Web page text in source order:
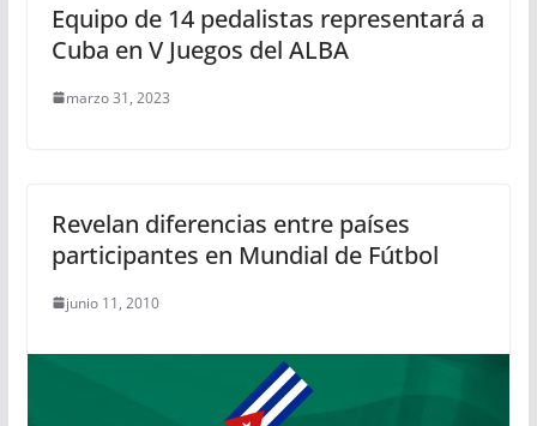
Equipo de 14 pedalistas representará a
Cuba en V Juegos del ALBA
marzo 31, 2023
Revelan diferencias entre países
participantes en Mundial de Fútbol
junio 11, 2010